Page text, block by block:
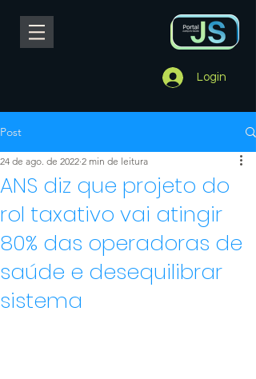
Login
Post
ANS diz que projeto do
rol taxativo vai atingir
80% das operadoras de
saúde e desequilibrar
sistema
24 de ago. de 2022 2 min de leitura